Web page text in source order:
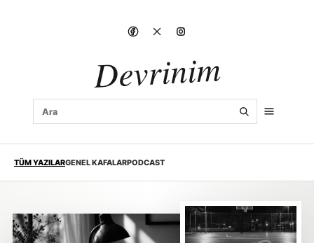
Devrinim
TÜM YAZILARGENEL KAFALARPODCAST